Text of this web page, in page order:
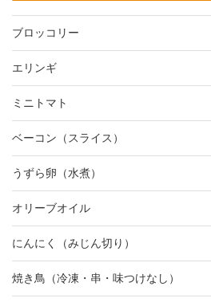
ブロッコリー
エリンギ
ミニトマト
ベーコン（スライス）
うずら卵（水煮）
オリーブオイル
にんにく（みじん切り）
焼き鳥（冷凍・串・味つけなし）